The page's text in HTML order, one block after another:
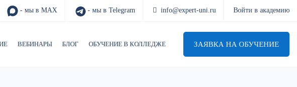
- мы в MAX - мы в Telegram info@expert-uni.ru Войти в академию
ВЕБИНАРЫ БЛОГ ОБУЧЕНИЕ В КОЛЛЕДЖЕ ЗАЯВКА НА ОБУЧЕНИЕ